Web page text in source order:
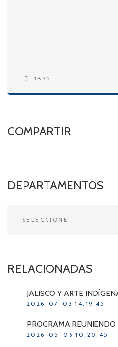
1835
COMPARTIR
DEPARTAMENTOS
RELACIONADAS
JALISCO Y ARTE
2026-07-03 14:19:45
PROGRAMA REUNIENDO
2026-05-06 10:20:45